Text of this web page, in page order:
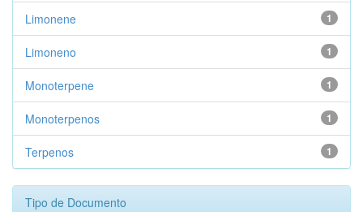
1
Limonene
1
Limoneno
1
Monoterpene
1
Monoterpenos
1
Terpenos
Tipo de Documento